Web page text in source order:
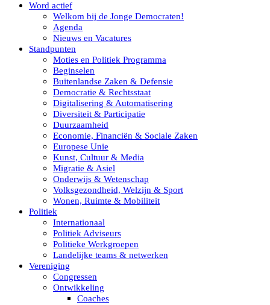
Word actief
Welkom bij de Jonge Democraten!
Agenda
Nieuws en Vacatures
Standpunten
Moties en Politiek Programma
Beginselen
Buitenlandse Zaken & Defensie
Democratie & Rechtsstaat
Digitalisering & Automatisering
Diversiteit & Participatie
Duurzaamheid
Economie, Financiën & Sociale Zaken
Europese Unie
Kunst, Cultuur & Media
Migratie & Asiel
Onderwijs & Wetenschap
Volksgezondheid, Welzijn & Sport
Wonen, Ruimte & Mobiliteit
Politiek
Internationaal
Politiek Adviseurs
Politieke Werkgroepen
Landelijke teams & netwerken
Vereniging
Congressen
Ontwikkeling
Coaches